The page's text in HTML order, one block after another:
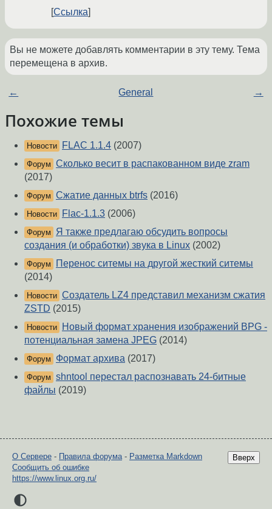
Ссылка
Вы не можете добавлять комментарии в эту тему. Тема
перемещена в архив.
← General →
Похожие темы
Новости FLAC 1.1.4 (2007)
Форум Сколько весит в распакованном виде zram
(2017)
Форум Сжатие данных btrfs (2016)
Новости Flac-1.1.3 (2006)
Форум
Я также предлагаю обсудить вопросы
создания (и обработки) звука в Linux (2002)
Форум
Перенос ситемы на другой жесткий ситемы
(2014)
Новости Создатель LZ4 представил механизм сжатия
ZSTD (2015)
Новости
Новый формат хранения изображений BPG -
потенциальная замена JPEG (2014)
Форум Формат архива (2017)
Форум shntool перестал распознавать 24-битные
файлы (2019)
Вверх
О Сервере - Правила форума- Разметка Markdown
Сообщить об ошибке
https://www.linux.org.ru/